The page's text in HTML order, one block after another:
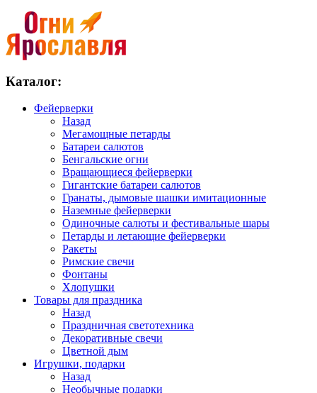
Каталог:
Фейерверки
Назад
Мегамощные петарды
Батареи салютов
Бенгальские огни
Вращающиеся фейерверки
Гигантские батареи салютов
Гранаты, дымовые шашки имитационные
Наземные фейерверки
Одиночные салюты и фестивальные шары
Петарды и летающие фейерверки
Ракеты
Римские свечи
Фонтаны
Хлопушки
Товары для праздника
Назад
Праздничная светотехника
Декоративные свечи
Цветной дым
Игрушки, подарки
Назад
Необычные подарки